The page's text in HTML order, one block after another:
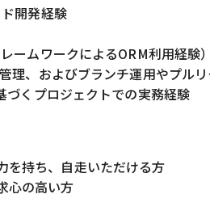
開発経験
ームワークによるORM利用経験）
理、およびブランチ運用やプル
づくプロジェクトでの実務経験
を持ち、自走いただける方
心の高い方